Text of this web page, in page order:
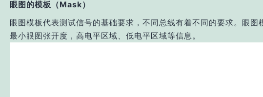
眼图的模板（Mask）
眼图模板代表测试信号的基础要求，不同总线有着不同的要求。眼图
最小眼图张开度，高电平区域、低电平区域等信息。